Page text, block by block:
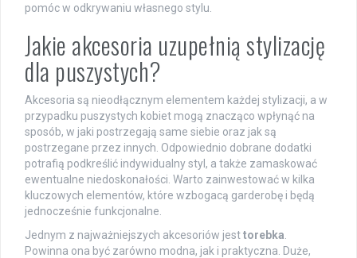
pomóc w odkrywaniu własnego stylu.
Jakie akcesoria uzupełnią stylizację
dla puszystych?
Akcesoria są nieodłącznym elementem każdej stylizacji, a w
przypadku puszystych kobiet mogą znacząco wpłynąć na
sposób, w jaki postrzegają same siebie oraz jak są
postrzegane przez innych. Odpowiednio dobrane dodatki
potrafią podkreślić indywidualny styl, a także zamaskować
ewentualne niedoskonałości. Warto zainwestować w kilka
kluczowych elementów, które wzbogacą garderobę i będą
jednocześnie funkcjonalne.
Jednym z najważniejszych akcesoriów jesttorebka.
Powinna ona być zarówno modna, jak i praktyczna. Duże,